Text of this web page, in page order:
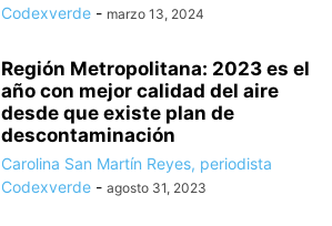
Codexverde - marzo 13, 2024
Región Metropolitana: 2023 es el
año con mejor calidad del aire
desde que existe plan de
descontaminación
Carolina San Martín Reyes, periodista
Codexverde - agosto 31, 2023